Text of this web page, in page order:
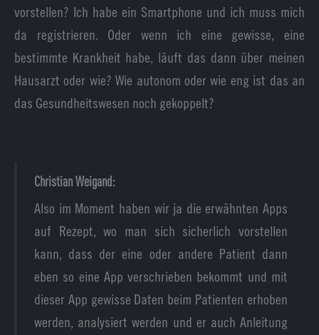
vorstellen? Ich habe ein Smartphone und ich muss mich
da registrieren. Oder wenn ich eine gewisse, eine
bestimmte Krankheit habe, läuft das dann über meinen
Hausarzt oder wie? Wie autonom oder wie eng ist das an
das Gesundheitswesen noch gekoppelt?
Christian Weigand:
Also im Moment haben wir ja die erwähnten Apps
auf Rezept, wo man sich sicherlich vorstellen
kann, dass der eine oder andere Patient dann
eben so eine App verschrieben bekommt und mit
dieser App gewisse Daten beim Patienten erhoben
werden, analysiert werden und er auch Anleitung